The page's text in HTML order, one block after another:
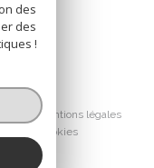
Mentions légales
Cookies
des
des
!